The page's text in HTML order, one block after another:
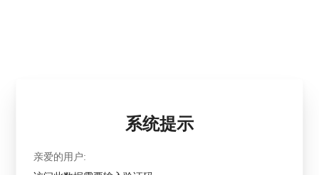
系统提示
亲爱的用户: